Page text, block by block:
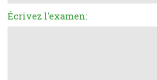
Écrivez l'examen: